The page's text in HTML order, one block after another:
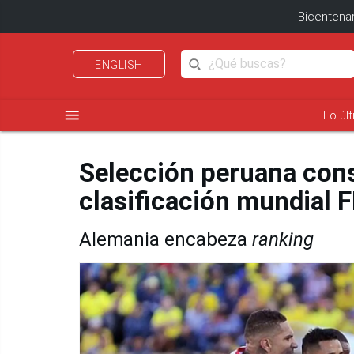
ENGLISH
menu Lo
Selección peruana
clasificación mundial
Alemania encabeza ranking